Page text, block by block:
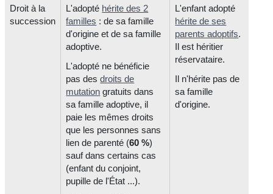
Droit à la
succession
L'adopté hérite des 2
familles : de sa famille
d'origine et de sa famille
adoptive.
L'adopté ne bénéficie
pas desdroits de
mutation gratuits dans
sa famille adoptive, il
paie les mêmes droits
que les personnes sans
lien de parenté (60 %)
sauf dans certains cas
(enfant du conjoint,
pupille de l'État ...).
L'enfant adopté
hérite de ses
parents adoptifs.
Il est héritier
réservataire.
Il n'hérite pas de
sa famille
d'origine.